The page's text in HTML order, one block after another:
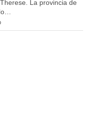
La provincia de